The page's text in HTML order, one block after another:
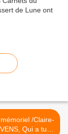
/Claire-
Qui a tué